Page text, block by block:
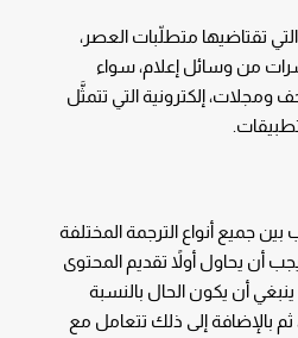
تقتاضيها متطلّبات العصر،
من وسائل إعلام، سواء
ومجلات، إلكترونية التي تتمثَّل
جميع أنواع الترجمة المختلفة
أن يحاول أولاً تقديم المحتوى
أن يكون الحال بالنسبة
بالإضافة إلى ذلك تتعامل مع